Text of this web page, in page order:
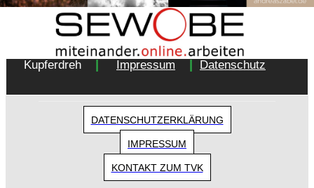
Copyright 2018 - Turnverein 1877 e.V. Essen-
Kupferdreh
Impressum Datenschutz
DATENSCHUTZERKLÄRUNG
IMPRESSUM
KONTAKT ZUM TVK